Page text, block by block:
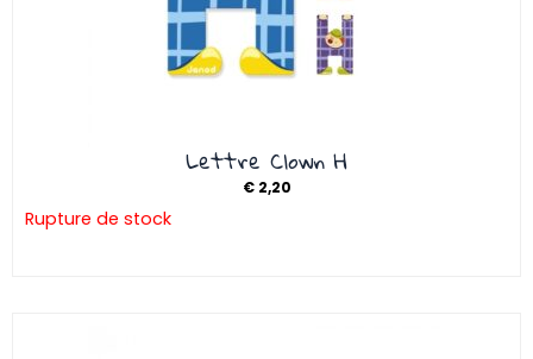
Lettre Clown H
€2,20
Rupture de stock